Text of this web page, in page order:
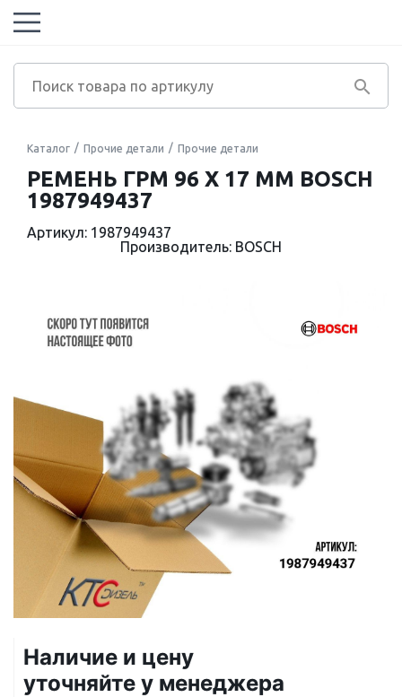
Каталог Прочие детали Прочие детали
РЕМЕНЬ ГРМ 96 X 17 MM BOSCH
1987949437
Артикул: 1987949437
Производитель: BOSCH
Наличие и цену
уточняйте у менеджера